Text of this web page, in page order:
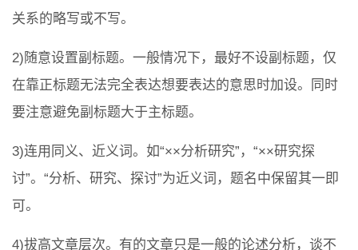
关系的略写或不写。
2)随意设置副标题。一般情况下，最好不设副标题，仅
在靠正标题无法完全表达想要表达的意思时加设。同时
要注意避免副标题大于主标题。
3)连用同义、近义词。如“××分析研究”，“××研究探
讨”。“分析、研究、探讨”为近义词，题名中保留其一即
可。
4)拔高文章层次。有的文章只是一般的论述分析，谈不